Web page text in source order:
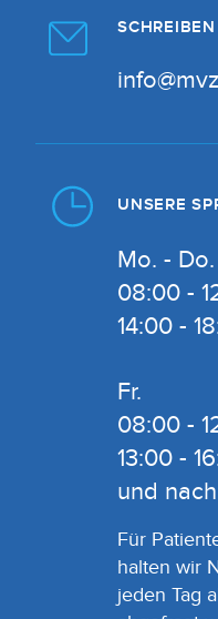
UNSERE
Mo. - Do.
08:00 -
14:00 -
Fr.
08:00 -
13:00 -
und
Für
halten wir
jeden Tag